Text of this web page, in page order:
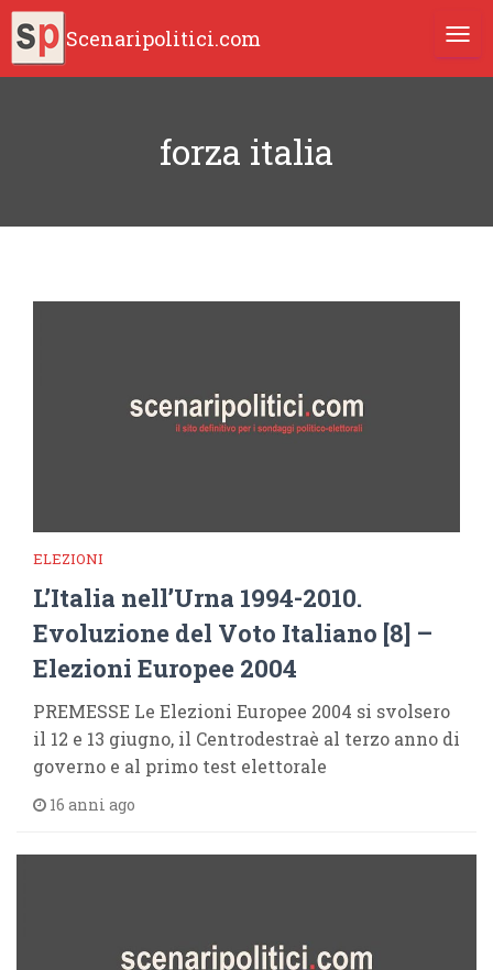
Scenaripolitici.com
forza italia
ELEZIONI
L’Italia nell’Urna 1994-2010.
Evoluzione del Voto Italiano [8] –
Elezioni Europee 2004
PREMESSE Le Elezioni Europee 2004 si svolsero
il 12 e 13 giugno, il Centrodestraè al terzo anno di
governo e al primo test elettorale
16 anni ago